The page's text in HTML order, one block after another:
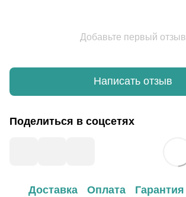
Добавьте первый отзыв
Написать отзыв
Поделиться в соцсетях
Доставка Оплата Гарантия